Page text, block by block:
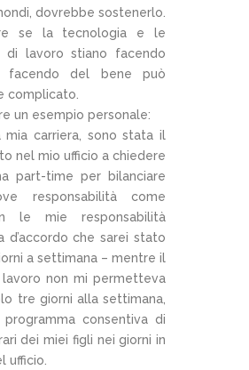
dovrebbe sostenerlo.
se la tecnologia e le
di lavoro stiano facendo
del bene può
complicato.
un esempio personale:
mia carriera, sono stata il
nel mio ufficio a chiedere
part-time per bilanciare
responsabilità come
le mie responsabilità
d’accordo che sarei stato
a settimana – mentre il
non mi permetteva
tre giorni alla settimana,
consentiva di
dei miei figli nei giorni in
ufficio.